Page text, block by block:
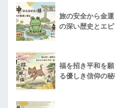
旅の安全から金
の深い歴史とエ
福を招き平和を
る優しき信仰の